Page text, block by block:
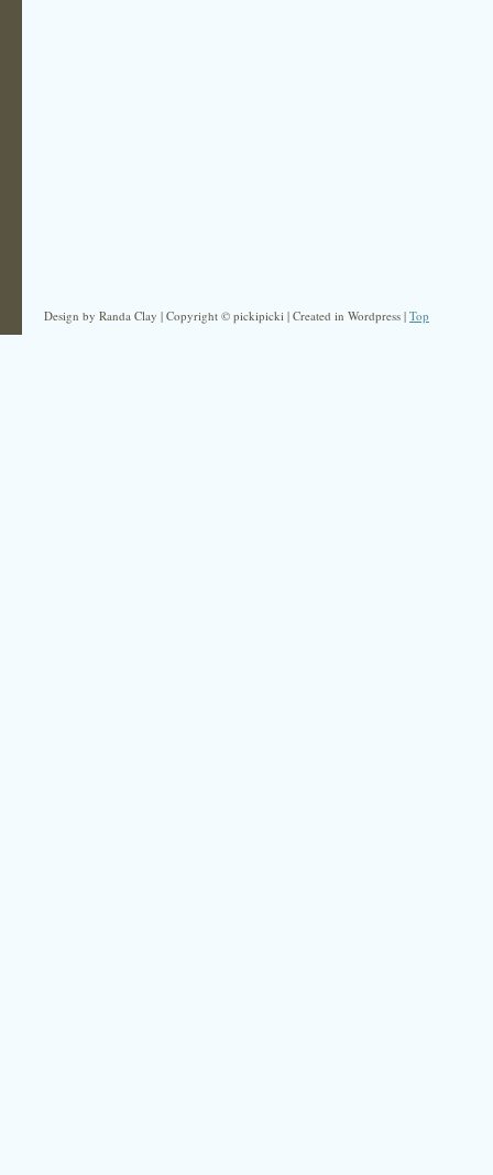
Design by Randa Clay | Copyright © pickipicki | Created in Wordpress | Top